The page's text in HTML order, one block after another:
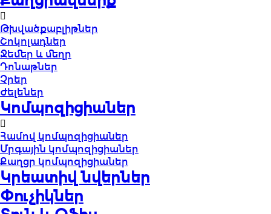
Թխվածքաբլիթներ
Շոկոլադներ
Ջեմեր և մեղր
Դոնաթներ
Չրեր
Ժելեներ
Կոմպոզիցիաներ
Համով կոմպոզիցիաներ
Մրգային կոմպոզիցիաներ
Քաղցր կոմպոզիցիաներ
Կրեատիվ նվերներ
Փուչիկներ